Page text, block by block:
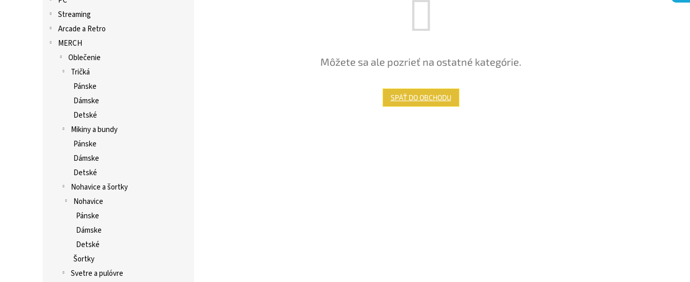
Streaming
Arcade a Retro
MERCH
Oblečenie
Tričká
Pánske
Dámske
Detské
Mikiny a bundy
Pánske
Dámske
Detské
Nohavice a šortky
Nohavice
Pánske
Dámske
Detské
Šortky
Svetre a pulóvre
Môžete sa ale pozrieť na ostatné kategórie.
SPÄŤ DO OBCHODU